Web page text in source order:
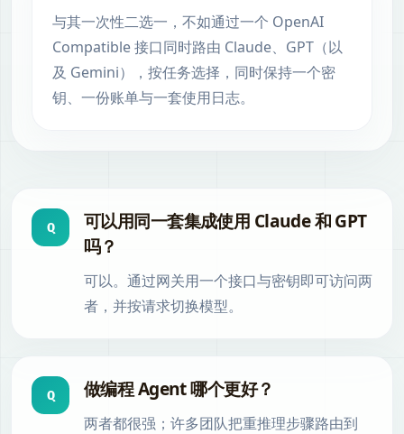
与其一次性二选一，不如通过一个 OpenAI
Compatible 接口同时路由 Claude、GPT（以
及 Gemini），按任务选择，同时保持一个密
钥、一份账单与一套使用日志。
Q
可以用同一套集成使用 Claude 和 GPT
吗？
可以。通过网关用一个接口与密钥即可访问两
者，并按请求切换模型。
Q 做编程 Agent 哪个更好？
两者都很强；许多团队把重推理步骤路由到